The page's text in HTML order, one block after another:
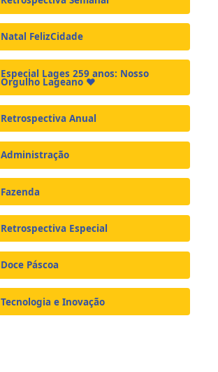
Natal FelizCidade
Especial Lages 259 anos: Nosso
Orgulho Lageano ❤️
Retrospectiva Anual
Administração
Fazenda
Retrospectiva Especial
Doce Páscoa
Tecnologia e Inovação